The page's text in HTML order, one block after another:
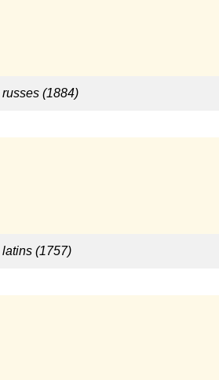
(1884)
(1757)